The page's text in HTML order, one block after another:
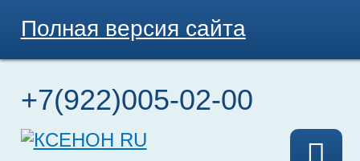
Полная версия сайта
+7(922)005-02-00